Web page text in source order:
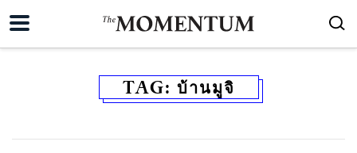
TAG: บ้านมูจิ